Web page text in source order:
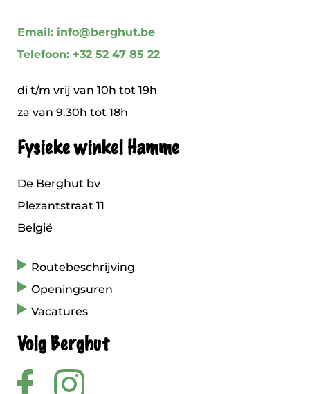
Email: info@berghut.be
Telefoon: +32 52 47 85 22
di t/m vrij van 10h tot 19h
za van 9.30h tot 18h
Fysieke winkel Hamme
De Berghut bv
Plezantstraat 11
België
Routebeschrijving
Openingsuren
Vacatures
Volg Berghut